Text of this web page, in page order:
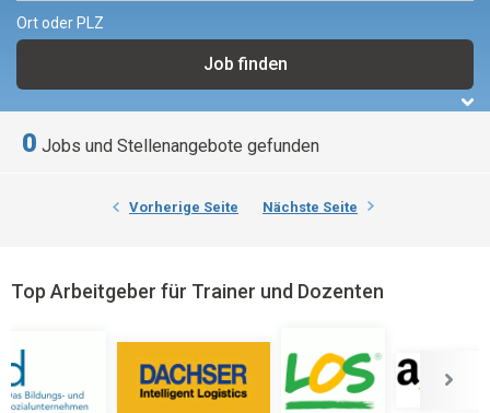
Ort oder PLZ
0 Jobs und Stellenangebote gefunden
Vorherige Seite Nächste Seite
Top Arbeitgeber für Trainer und Dozenten